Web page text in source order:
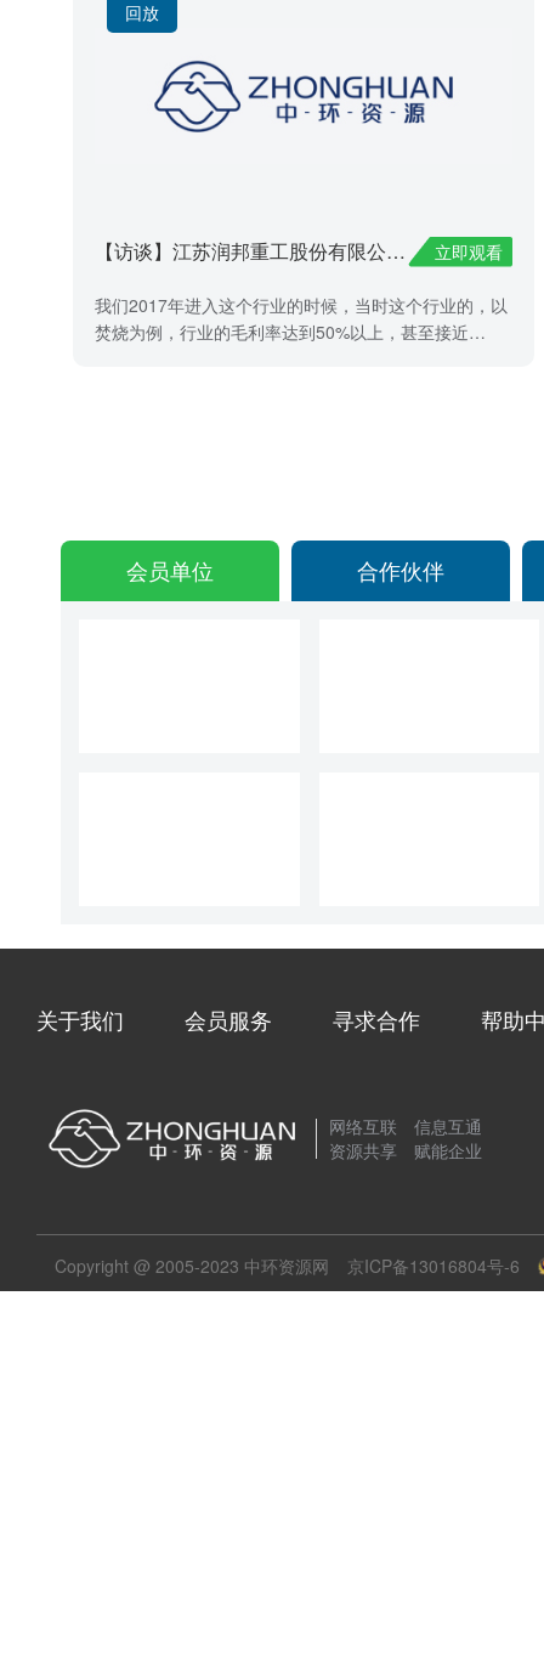
回放
【访谈】江苏润邦重工股份有限公司——章智军 立即观看
我们2017年进入这个行业的时候，当时这个行业的，以
焚烧为例，行业的毛利率达到50%以上，甚至接近
会员单位 合作伙伴
关于我们 会员服务 寻求合作 帮助
网络互联 信息互通
资源共享 赋能企业
Copyright @ 2005-2023 中环资源网 京ICP备13016804号-6